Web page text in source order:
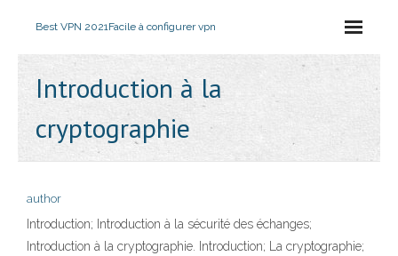
Best VPN 2021Facile à configurer vpn
Introduction à la
cryptographie
author
Introduction; Introduction à la sécurité des échanges;
Introduction à la cryptographie. Introduction; La cryptographie;